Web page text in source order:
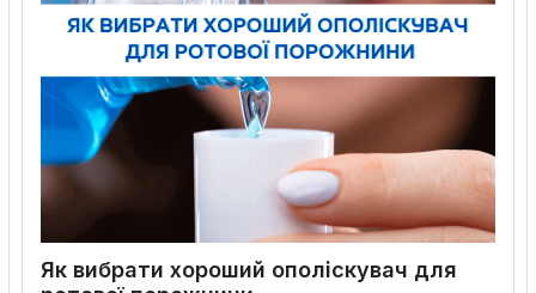
Як вибрати хороший ополіскувач для